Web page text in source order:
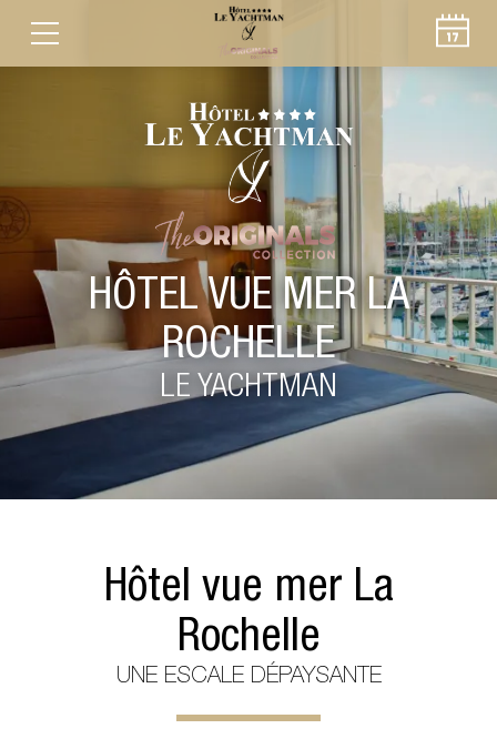
HÔTEL VUE MER LA
ROCHELLE
LE YACHTMAN
Hôtel vue mer La
Rochelle
UNE ESCALE DÉPAYSANTE